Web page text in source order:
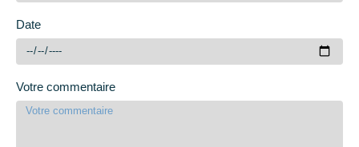
Date
Votre commentaire